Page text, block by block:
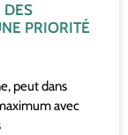
DES
PRIORITÉ
peut dans
avec